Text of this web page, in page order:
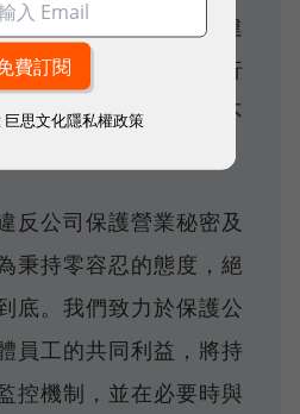
，台積公司已對涉事違
，並已採取相關法律行
司法程序，台積公司不
反公司保護營業秘密及
秉持零容忍的態度，絕
底。我們致力於保護公
員工的共同利益，將持
控機制，並在必要時與
巨思文化隱私權政策